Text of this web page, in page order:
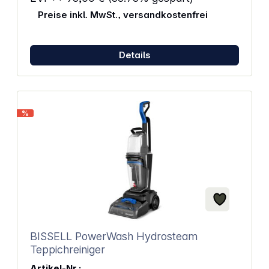
erhitzen 0,8 Liter Wasser in wenigen Minuten. Die
automatische Abschaltung und ein
Nutzung. Ein Summer zeigt an, wenn das Wasser die
gewünschte Temperatur erreicht. Eigenschaften:
Kabelloses Erhitzen durch Akkubetrieb Volumen von
800 ml – perfekt für unterwegs Doppelwandige
Kocht Wasser in ca. 8 Minuten (23°C
Starttemperatur) Trockenlaufschutz und
automatische Abschaltung für zusätzliche Sicherheit
Abmessungen (BxHxT): 26,3 x 30,7 x 23,3 cm
Gewicht: 2,7 – 3,4 kg Akkus nicht im Lieferumfang
Preise inkl. MwSt., versandkostenfrei
Details
%
BISSELL PowerWash Hydrosteam
Teppichreiniger